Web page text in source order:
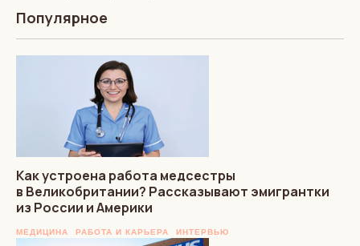
Популярное
Как устроена работа медсестры
в Великобритании? Рассказывают эмигрантки
из России и Америки
МЕДИЦИНА РАБОТА И КАРЬЕРА ИНТЕРВЬЮ